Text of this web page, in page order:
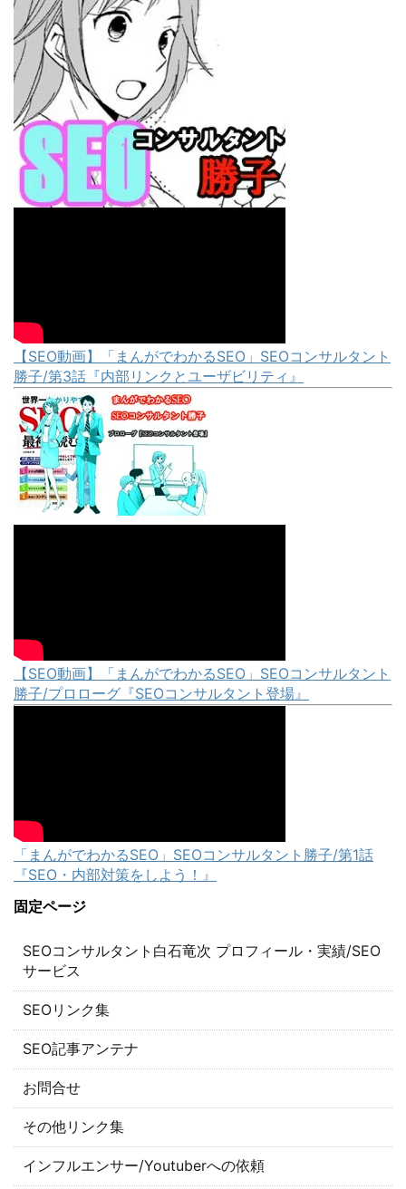
【SEO動画】「まんがでわかるSEO」SEOコンサルタント
勝子/第3話『内部リンクとユーザビリティ』
【SEO動画】「まんがでわかるSEO」SEOコンサルタント
勝子/プロローグ『SEOコンサルタント登場』
「まんがでわかるSEO」SEOコンサルタント勝子/第1話
『SEO・内部対策をしよう！』
固定ページ
SEOコンサルタント白石竜次 プロフィール・実績/SEO
サービス
SEOリンク集
SEO記事アンテナ
お問合せ
その他リンク集
インフルエンサー/Youtuberへの依頼